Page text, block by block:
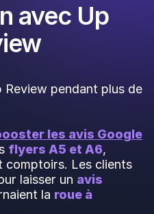
avec Up
Review pendant plus de
les avis Google
flyers A5 et A6,
comptoirs. Les clients
laisser un avis
la roue à